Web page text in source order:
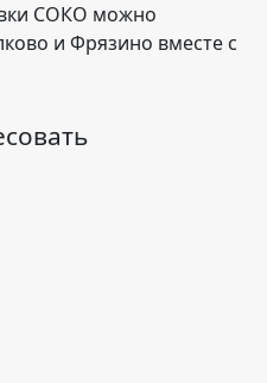
СОКО можно
и Фрязино вместе с